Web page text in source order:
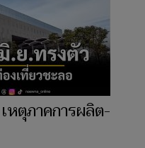
หตุภาคการผลิต-